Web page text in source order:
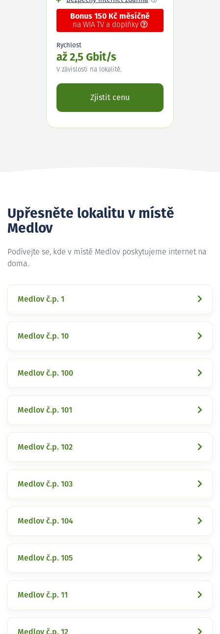
Bonus 150 Kč měsíčně
na WIA TV a doplňky
Rychlost
až 2,5 Gbit/s
V závislosti na lokalitě.
Zjistit cenu
Upřesněte lokalitu v místě
Medlov
Podívejte se, kde v místě Medlov poskytujeme internet na
doma.
Medlov č.p. 1
Medlov č.p. 10
Medlov č.p. 100
Medlov č.p. 101
Medlov č.p. 102
Medlov č.p. 103
Medlov č.p. 104
Medlov č.p. 105
Medlov č.p. 11
Medlov č.p. 12